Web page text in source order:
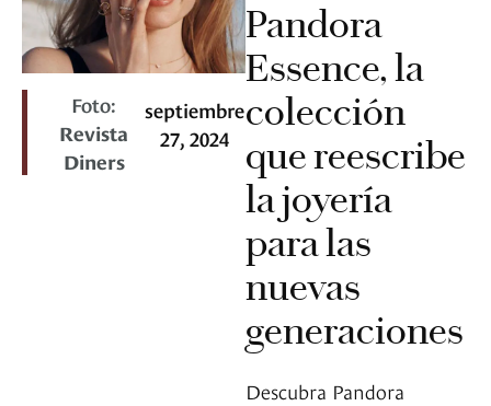
Foto:
Revista
Diners
septiembre
27, 2024
Pandora
Essence, la
colección
que reescribe
la joyería
para las
nuevas
generaciones
Descubra Pandora